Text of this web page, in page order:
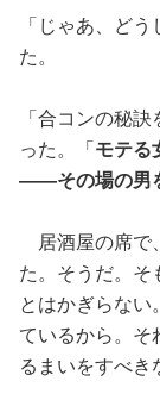
「じゃあ、ど
た。
「合コンの秘
った。「 モテる
——その場の男
居酒屋の席で
た。そうだ。そ
とはかぎらない
ているから。そ
るまいをすべき